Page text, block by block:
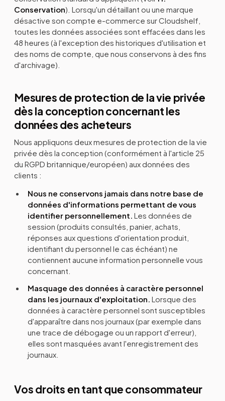
Conservation). Lorsqu'un détaillant ou une marque
désactive son compte e-commerce sur Cloudshelf,
toutes les données associées sont effacées dans les
48 heures (à l'exception des historiques d'utilisation et
des noms de compte, que nous conservons à des fins
d'archivage).
Mesures de protection de la vie privée
dès la conception concernant les
données des acheteurs
Nous appliquons deux mesures de protection de la vie
privée dès la conception (conformément à l'article 25
du RGPD britannique/européen) aux données des
clients :
Nous ne conservons jamais dans notre base de
données d'informations permettant de vous
identifier personnellement. Les données de
session (produits consultés, panier, achats,
réponses aux questions d'orientation produit,
identifiant du personnel le cas échéant) ne
contiennent aucune information personnelle vous
concernant.
Masquage des données à caractère personnel
dans les journaux d'exploitation. Lorsque des
données à caractère personnel sont susceptibles
d'apparaître dans nos journaux (par exemple dans
une trace de débogage ou un rapport d'erreur),
elles sont masquées avant l'enregistrement des
journaux.
Vos droits en tant que consommateur